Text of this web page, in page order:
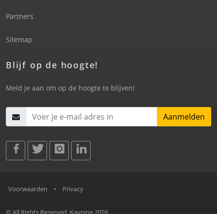
Partners
Sitemap
Blijf op de hoogte!
Meld je aan om op de hoogte te blijven!
Aanmelden
Voorwaarden • Privacy
© All Rights Reserved, Kaynine 2026